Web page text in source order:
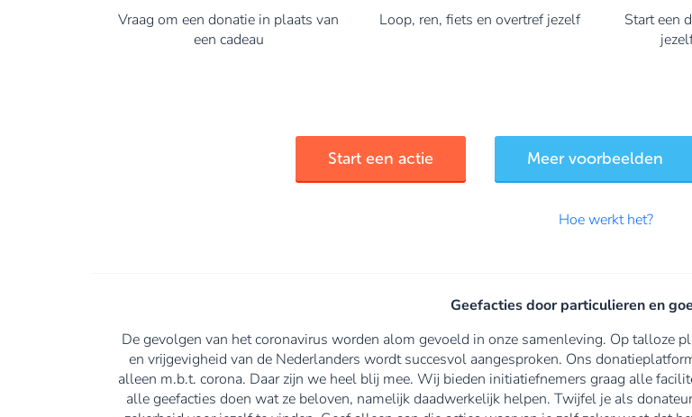
Vraag om een donatie in plaats van
een cadeau
Loop, ren, fiets en overtref jezelf
Start een
Start een actie Meer voorbeelden
Hoe werkt het?
Geefacties door particulieren en
De gevolgen van het coronavirus worden alom gevoeld in onze samenleving. Op talloze
en vrijgevigheid van de Nederlanders wordt succesvol aangesproken. Ons
alleen m.b.t. corona. Daar zijn we heel blij mee. Wij bieden initiatiefnemers graag alle
alle geefacties doen wat ze beloven, namelijk daadwerkelijk helpen. Twijfel je als